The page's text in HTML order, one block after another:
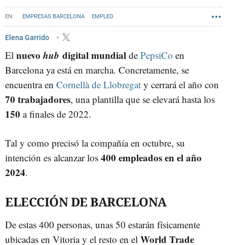
EMPRESAS BARCELONA EMPLEO
Elena Garrido
El nuevohub digital mundial de PepsiCo en
Barcelona ya está en marcha. Concretamente, se
encuentra en Cornellà de Llobregat y cerrará el año con
70 trabajadores, una plantilla que se elevará hasta los
150 a finales de 2022.
Tal y como precisó la compañía en octubre, su
intención es alcanzar los 400 empleados en el año
2024.
ELECCIÓN DE BARCELONA
De estas 400 personas, unas 50 estarán físicamente
ubicadas en Vitoria y el resto en el World Trade